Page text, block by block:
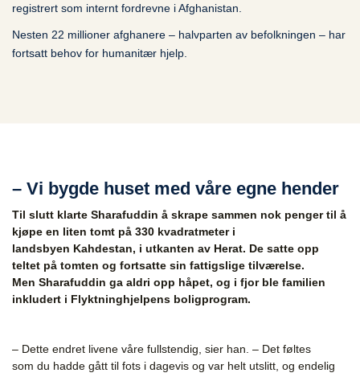
registrert som internt fordrevne i Afghanistan.
Nesten 22 millioner afghanere – halvparten av befolkningen – har
fortsatt behov for humanitær hjelp.
– Vi bygde huset med våre egne hender
Til slutt klarte Sharafuddin å skrape sammen nok penger til å
kjøpe en liten tomt på 330 kvadratmeter i
landsbyen Kahdestan, i utkanten av Herat. De satte opp
teltet på tomten og fortsatte sin fattigslige tilværelse.
Men Sharafuddin ga aldri opp håpet, og i fjor ble familien
inkludert i Flyktninghjelpens boligprogram.
– Dette endret livene våre fullstendig, sier han. – Det føltes
som du hadde gått til fots i dagevis og var helt utslitt, og endelig